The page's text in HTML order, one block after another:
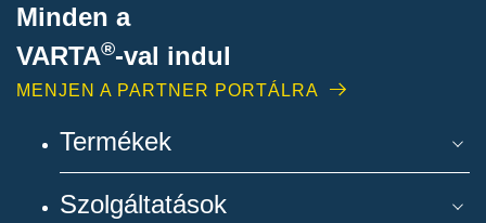
Minden a
VARTA®-val indul
MENJEN A PARTNER PORTÁLRA
Termékek
Szolgáltatások